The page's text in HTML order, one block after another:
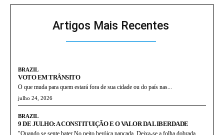
Artigos Mais Recentes
BRAZIL
VOTO EM TRÂNSITO
O que muda para quem estará fora de sua cidade ou do país nas...
julho 24, 2026
BRAZIL
9 DE JULHO: A CONSTITUIÇÃO E O VALOR DA LIBERDADE